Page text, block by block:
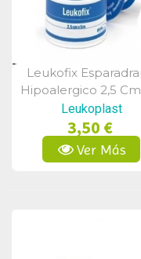
Vista Rápida
Leukofix
Hipoalergico 2,5
M
Leukoplast
3,50 €
Ver Más